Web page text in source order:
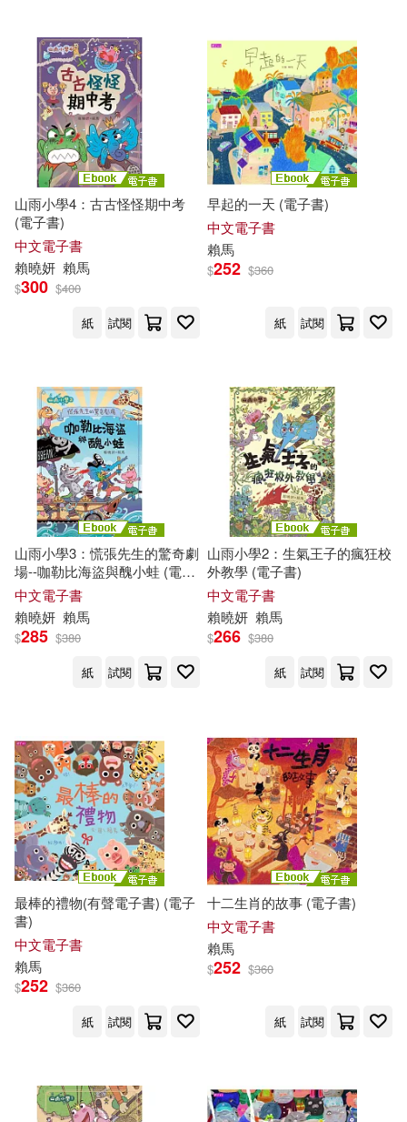
山雨小學4：古古怪怪期中考
(電子書)
中文電子書
賴曉妍 賴馬
$300 $400
紙
試閱
早起的一天 (電子書)
中文電子書
賴馬
$252 $360
紙 試閱
山雨小學3：慌張先生的驚奇劇
場--咖勒比海盜與醜小蛙 (電子
書)
中文電子書
賴曉妍 賴馬
$285 $380
紙
試閱
山雨小學2：生氣王子的瘋狂校
外教學 (電子書)
中文電子書
賴曉妍 賴馬
$266 $380
紙
試閱
最棒的禮物(有聲電子書) (電子
書)
中文電子書
賴馬
$252 $360
紙
試閱
十二生肖的故事 (電子書)
中文電子書
賴馬
$252 $360
紙 試閱